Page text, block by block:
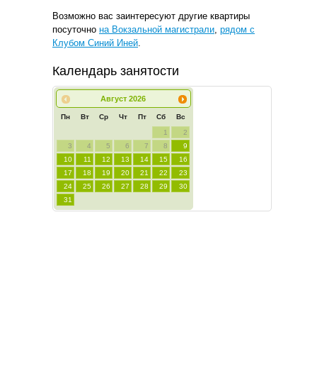
Возможно вас заинтересуют другие квартиры
посуточно на Вокзальной магистрали рядом с
Клубом Синий Иней
Календарь занятости
Август 2026
Пн Вт Ср Чт Пт Сб Вс
1
2
3
4 5 6 7 8
9
10
11 12 13 14 15
16
17
18 19 20 21 22
23
24
25 26 27 28 29
30
31